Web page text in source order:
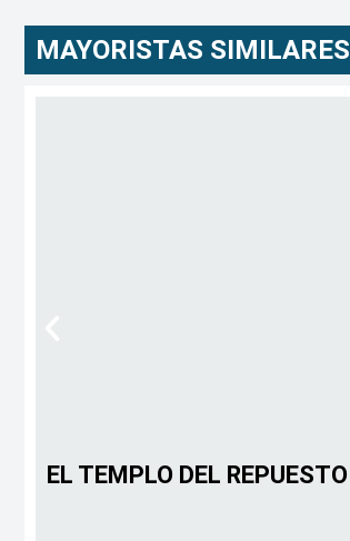
MAYORISTAS SIMILARES
EL TEMPLO DEL REPUESTO